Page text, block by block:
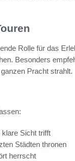
Rolle für das
Besonders
Pracht strahlt.
Sicht trifft
Städten thronen
herrscht